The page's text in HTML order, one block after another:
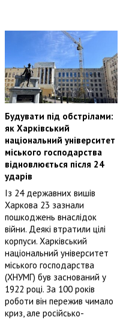
Будувати під обстрілами:
як Харківський
національний університет
міського господарства
відновлюється після 24
ударів
Із 24 державних вишів
Харкова 23 зазнали
пошкоджень внаслідок
війни. Деякі втратили цілі
корпуси. Харківський
національний університет
міського господарства
(ХНУМГ) був заснований у
1922 році. За 100 років
роботи він пережив чимало
криз, але російсько-